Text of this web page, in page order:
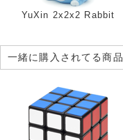
YuXin 2x2x2 Rabbit
一緒に購入されてる商品